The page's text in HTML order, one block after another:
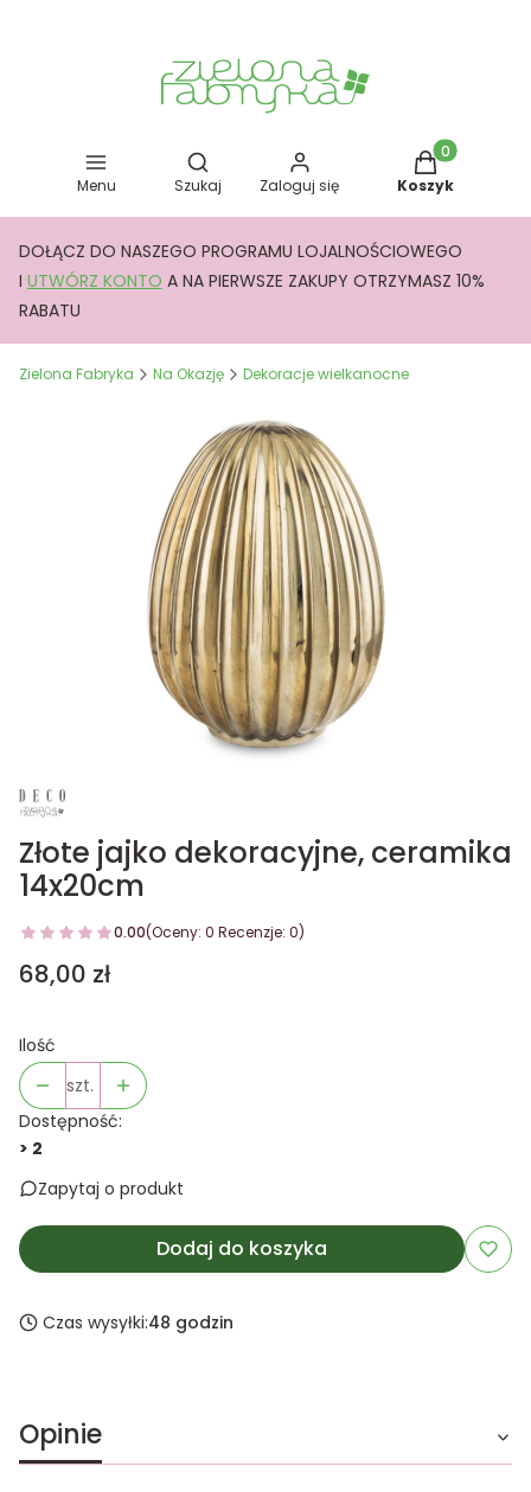
Menu
Otwórz wyszukiwarkę
Szukaj Zaloguj się
Produkty w
Koszyk
DOŁĄCZ DO NASZEGO PROGRAMU LOJALNOŚCIOWEGO
I UTWÓRZ KONTO A NA PIERWSZE ZAKUPY OTRZYMASZ 10%
RABATU
Zielona Fabryka Na Okazję Dekoracje wielkanocne
Złote jajko dekoracyjne, ceramika
14x20cm
0.00(Oceny: 0 Recenzje: 0)
Cena
68,00 zł
Ilość
szt.
Dostępność:
> 2
Zapytaj o produkt
Dodaj do koszyka
Czas wysyłki:48 godzin
Opinie